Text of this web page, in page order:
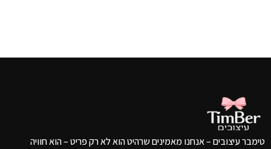
טימבר עיצובים – אנחנו מאמינים שרהיט הוא לא רק פריט – הוא חוויה